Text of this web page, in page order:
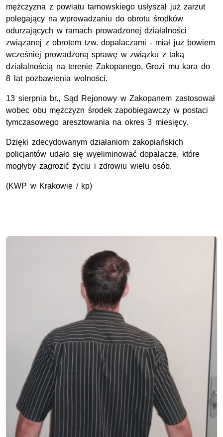
mężczyzna z powiatu tarnowskiego usłyszał już zarzut
polegający na wprowadzaniu do obrotu środków
odurzających w ramach prowadzonej działalności
związanej z obrotem tzw. dopalaczami - miał już bowiem
wcześniej prowadzoną sprawę w związku z taką
działalnością na terenie Zakopanego. Grozi mu kara do
8 lat pozbawienia wolności.
13 sierpnia br., Sąd Rejonowy w Zakopanem zastosował
wobec obu mężczyzn środek zapobiegawczy w postaci
tymczasowego aresztowania na okres 3 miesięcy.
Dzięki zdecydowanym działaniom zakopiańskich
policjantów udało się wyeliminować dopalacze, które
mogłyby zagrozić życiu i zdrowiu wielu osób.
(KWP w Krakowie / kp)